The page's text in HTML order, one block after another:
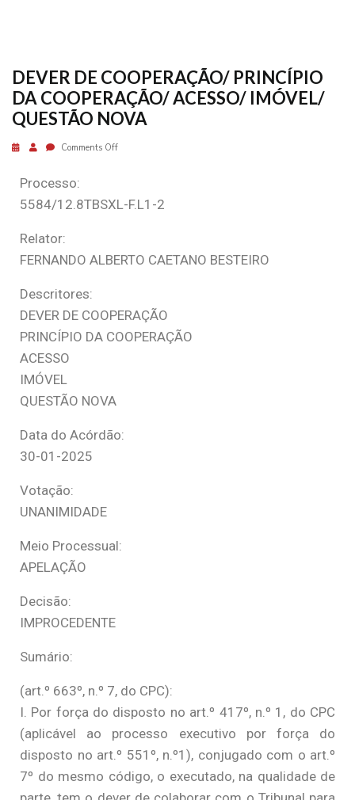
DEVER DE COOPERAÇÃO/ PRINCÍPIO
DA COOPERAÇÃO/ ACESSO/ IMÓVEL/
QUESTÃO NOVA
Comments Off
Processo:
5584/12.8TBSXL-F.L1-2
Relator:
FERNANDO ALBERTO CAETANO BESTEIRO
Descritores:
DEVER DE COOPERAÇÃO
PRINCÍPIO DA COOPERAÇÃO
ACESSO
IMÓVEL
QUESTÃO NOVA
Data do Acórdão:
30-01-2025
Votação:
UNANIMIDADE
Meio Processual:
APELAÇÃO
Decisão:
IMPROCEDENTE
Sumário:
(art.º 663º, n.º 7, do CPC):
I. Por força do disposto no art.º 417º, n.º 1, do CPC
(aplicável ao processo executivo por força do
disposto no art.º 551º, n.º1), conjugado com o art.º
7º do mesmo código, o executado, na qualidade de